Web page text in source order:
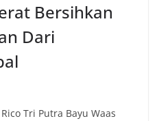
Bersihkan
Dari
Tri Putra Bayu Waas